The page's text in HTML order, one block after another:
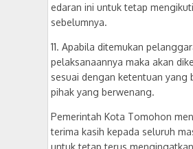
edaran ini untuk tetap
sebelumnya.
11. Apabila ditemukan
pelaksanaannya maka akan
sesuai dengan ketentuan yang
pihak yang berwenang.
Pemerintah Kota Tomohon
terima kasih kepada seluruh
untuk tetap terus